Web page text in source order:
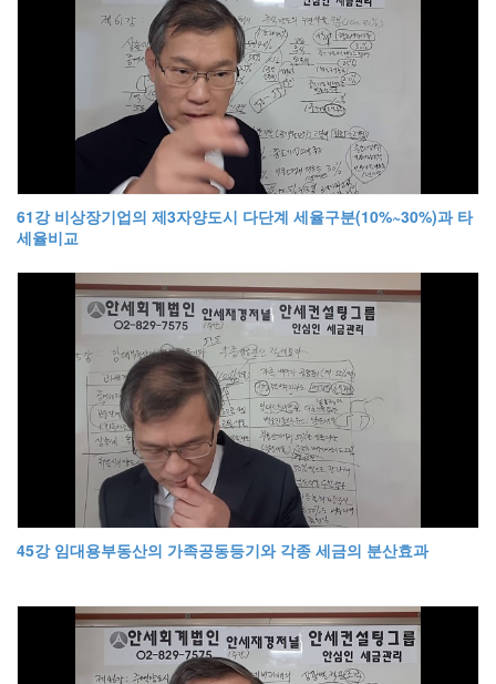
61강 비상장기업의 제3자양도시 다단계 세율구분(10%~30%)과 타
세율비교
45강 임대용부동산의 가족공동등기와 각종 세금의 분산효과